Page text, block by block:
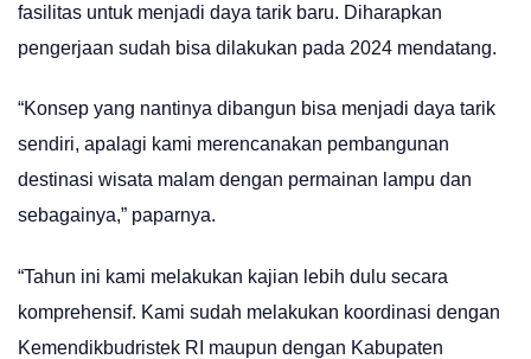
fasilitas untuk menjadi daya tarik baru. Diharapkan
pengerjaan sudah bisa dilakukan pada 2024 mendatang.
“Konsep yang nantinya dibangun bisa menjadi daya tarik
sendiri, apalagi kami merencanakan pembangunan
destinasi wisata malam dengan permainan lampu dan
sebagainya,” paparnya.
“Tahun ini kami melakukan kajian lebih dulu secara
komprehensif. Kami sudah melakukan koordinasi dengan
Kemendikbudristek RI maupun dengan Kabupaten